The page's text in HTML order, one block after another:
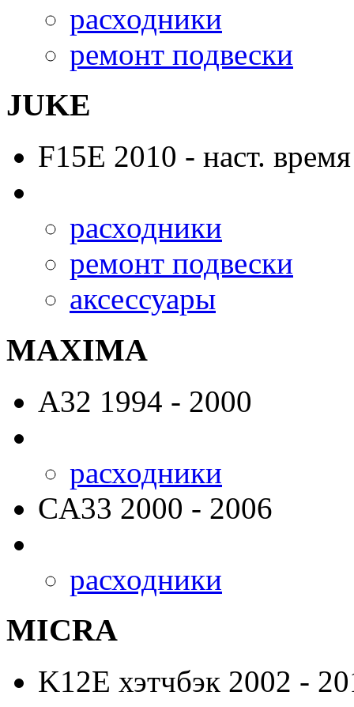
расходники
ремонт подвески
JUKE
F15E 2010 - наст. время
расходники
ремонт подвески
аксессуары
MAXIMA
A32 1994 - 2000
расходники
CA33 2000 - 2006
расходники
MICRA
K12E хэтчбэк 2002 -